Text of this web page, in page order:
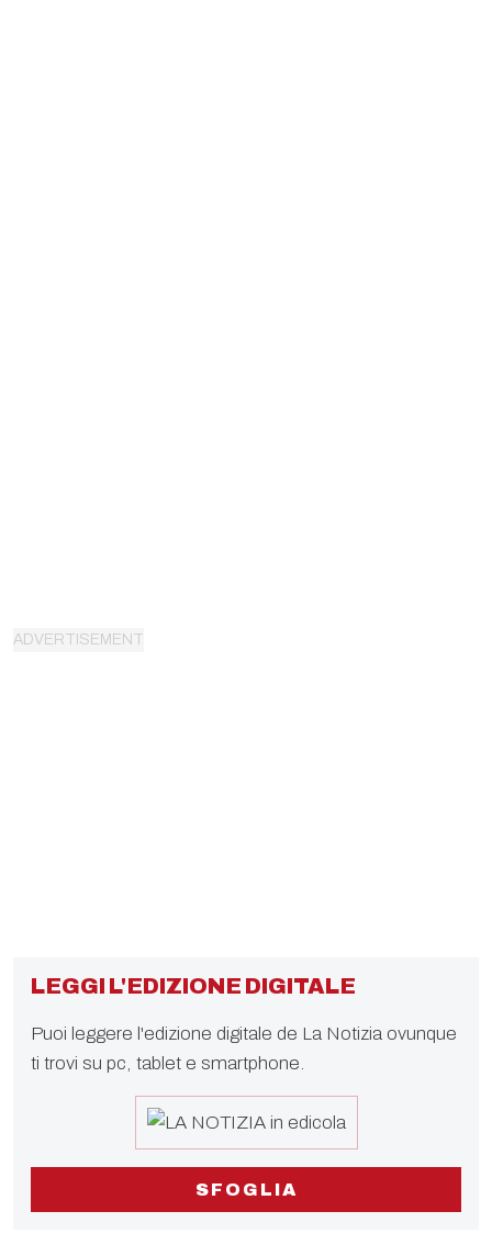
LEGGI L'EDIZIONE DIGITALE
Puoi leggere l'edizione digitale de La Notizia ovunque
ti trovi su pc, tablet e smartphone.
SFOGLIA